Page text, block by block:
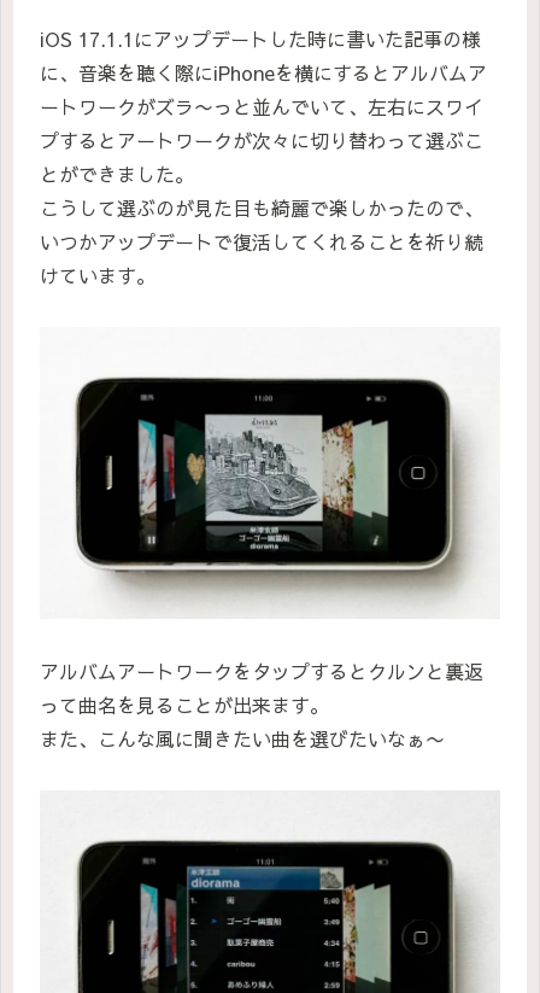
iOS 17.1.1にアップデートした時に書いた記事の様
に、音楽を聴く際にiPhoneを横にするとアルバムア
ートワークがズラ〜っと並んでいて、左右にスワイ
プするとアートワークが次々に切り替わって選ぶこ
とができました。
こうして選ぶのが見た目も綺麗で楽しかったので、
いつかアップデートで復活してくれることを祈り続
けています。
アルバムアートワークをタップするとクルンと裏返
って曲名を見ることが出来ます。
また、こんな風に聞きたい曲を選びたいなぁ〜